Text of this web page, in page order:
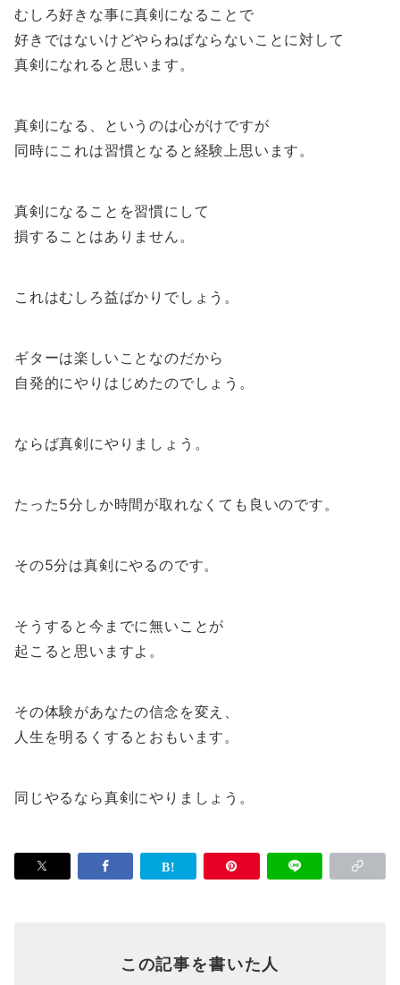
むしろ好きな事に真剣になることで
好きではないけどやらねばならないことに対して
真剣になれると思います。
真剣になる、というのは心がけですが
同時にこれは習慣となると経験上思います。
真剣になることを習慣にして
損することはありません。
これはむしろ益ばかりでしょう。
ギターは楽しいことなのだから
自発的にやりはじめたのでしょう。
ならば真剣にやりましょう。
たった5分しか時間が取れなくても良いのです。
その5分は真剣にやるのです。
そうすると今までに無いことが
起こると思いますよ。
その体験があなたの信念を変え、
人生を明るくするとおもいます。
同じやるなら真剣にやりましょう。
この記事を書いた人